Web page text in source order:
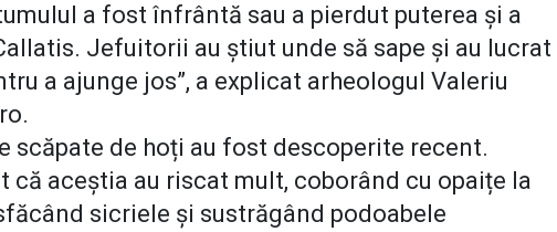
a fost înfrântă sau a pierdut puterea și a
Jefuitorii au știut unde să sape și au lucrat
a ajunge jos”, a explicat arheologul Valeriu
scăpate de hoți au fost descoperite recent.
că aceștia au riscat mult, coborând cu opaițe la
sicriele și sustrăgând podoabele